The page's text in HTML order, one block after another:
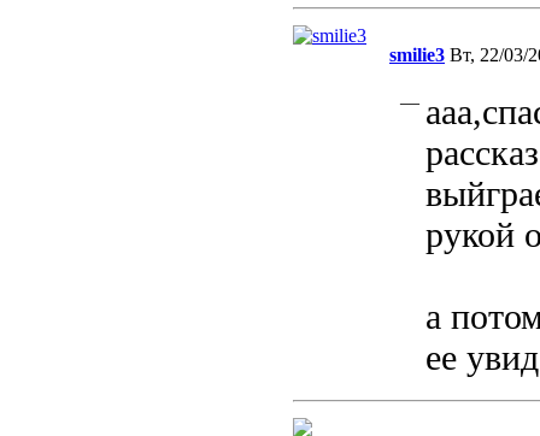
smilie3 Вт, 22/03/
—
рукой
а
ее